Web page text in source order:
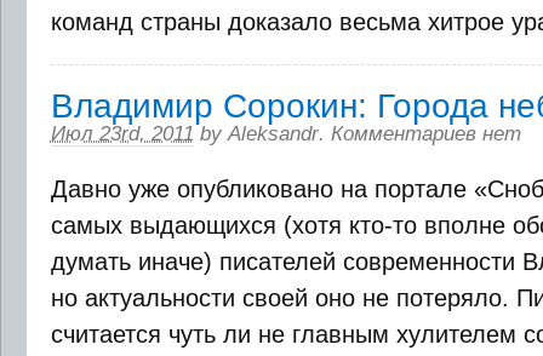
команд страны доказало весьма хитрое
Владимир Сорокин: Города
Июл 23rd, 2011 byAleksandr. Комментариев нет
Давно уже опубликовано на портале
самых выдающихся (хотя кто-то вполне
думать иначе) писателей современности
но актуальности своей оно не потеряло.
считается чуть ли не главным хулителем